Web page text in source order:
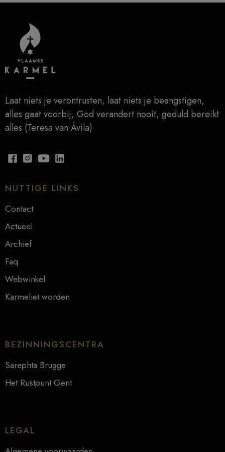
Laat niets je verontrusten, laat niets je beangstigen,
alles gaat voorbij, God verandert nooit, geduld bereikt
alles (Teresa van Ávila)
NUTTIGE LINKS
Contact
Actueel
Archief
Faq
Webwinkel
Karmeliet worden
BEZINNINGSCENTRA
Sarephta Brugge
Het Rustpunt Gent
LEGAL